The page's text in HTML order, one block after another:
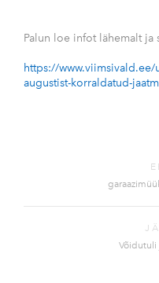
Palun loe infot lähemalt
https://
augustist-korraldatud-
Võidutuli